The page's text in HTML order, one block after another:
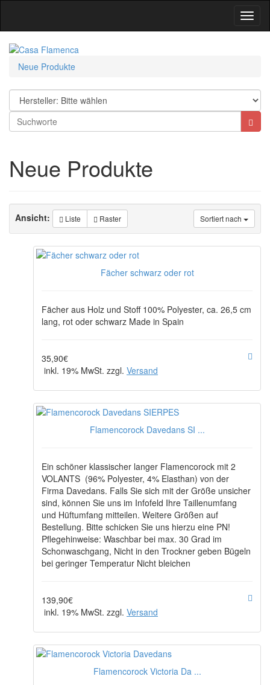
Neue Produkte
Neue Produkte
Ansicht: Liste Raster Sortiert nach
Fächer schwarz oder rot
Fächer aus Holz und Stoff 100% Polyester, ca. 26,5 cm
lang, rot oder schwarz Made in Spain
35,90€
inkl. 19% MwSt. zzgl. Versand
Flamencorock Davedans SI ...
Ein schöner klassischer langer Flamencorock mit 2
VOLANTS (96% Polyester, 4% Elasthan) von der
Firma Davedans. Falls Sie sich mit der Größe unsicher
sind, können Sie uns im Infofeld Ihre Taillenumfang
und Hüftumfang mitteilen. Weitere Größen auf
Bestellung. Bitte schicken Sie uns hierzu eine PN!
Pflegehinweise: Waschbar bei max. 30 Grad im
Schonwaschgang, Nicht in den Trockner geben Bügeln
bei geringer Temperatur Nicht bleichen
139,90€
inkl. 19% MwSt. zzgl. Versand
Flamencorock Victoria Da ...